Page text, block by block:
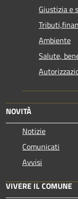
Giustizia e
Ambiente
Salute,
NOVITÀ
Notizie
Comunicati
Avvisi
VIVERE IL COMUNE